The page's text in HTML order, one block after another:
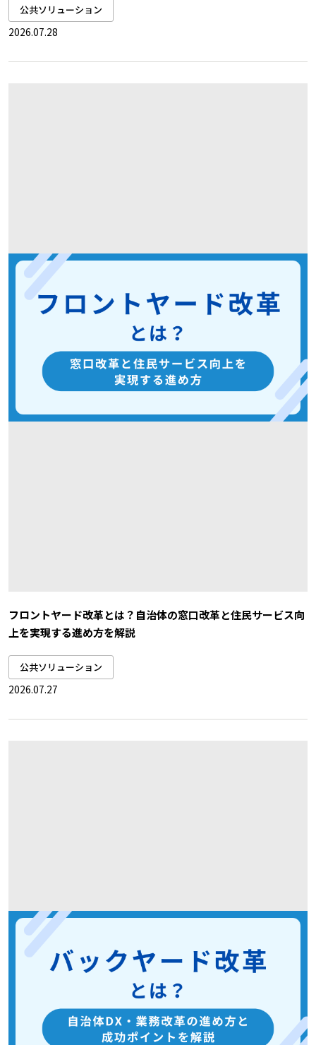
公共ソリューション
2026.07.28
フロントヤード改革とは？自治体の窓口改革と住民サービス向
上を実現する進め方を解説
公共ソリューション
2026.07.27